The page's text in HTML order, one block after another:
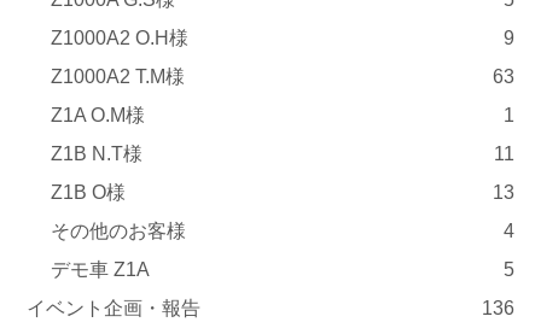
Z1000A2 O.H様
9
Z1000A2 T.M様
63
Z1A O.M様
1
Z1B N.T様
11
Z1B O様
13
その他のお客様
4
デモ車 Z1A
5
イベント企画・報告
136